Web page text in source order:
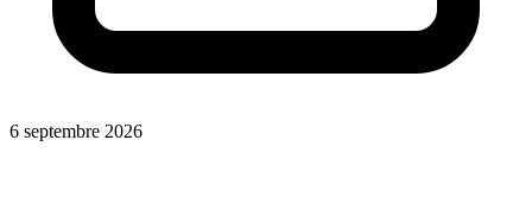
6 septembre 2026